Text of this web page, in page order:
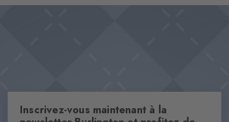
Femmes
Inscrivez-vous maintenant à la